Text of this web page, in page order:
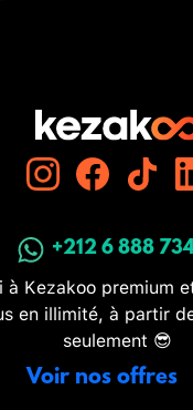
+212 6 888
à Kezakoo premium
en illimité, à partir
seulement 😎
Voir nos offres